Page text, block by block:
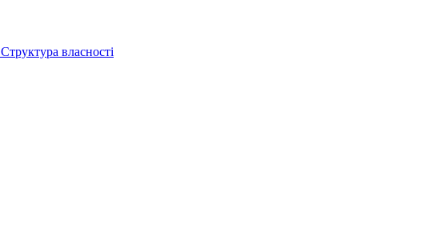
Структура власності